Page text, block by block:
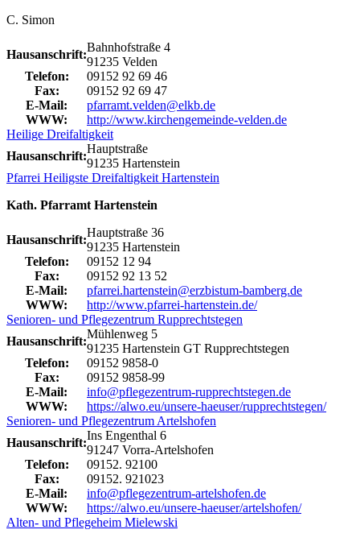
C. Simon
Hausanschrift:
Bahnhofstraße 4
91235 Velden
Telefon:
09152 92 69 46
Fax:
09152 92 69 47
E-Mail:
pfarramt.velden@elkb.de
WWW:
http://www.kirchengemeinde-velden.de
Heilige Dreifaltigkeit
Hausanschrift:
Hauptstraße
91235 Hartenstein
Pfarrei Heiligste Dreifaltigkeit Hartenstein
Kath. Pfarramt Hartenstein
Hausanschrift:
Hauptstraße 36
91235 Hartenstein
Telefon:
09152 12 94
Fax:
09152 92 13 52
E-Mail:
pfarrei.hartenstein@erzbistum-bamberg.de
WWW:
http://www.pfarrei-hartenstein.de/
Senioren- und Pflegezentrum Rupprechtstegen
Hausanschrift:
Mühlenweg 5
91235 Hartenstein GT Rupprechtstegen
Telefon:
09152 9858-0
Fax:
09152 9858-99
E-Mail:
info@pflegezentrum-rupprechtstegen.de
WWW:
https://alwo.eu/unsere-haeuser/rupprechtstegen/
Senioren- und Pflegezentrum Artelshofen
Hausanschrift:
Ins Engenthal 6
91247 Vorra-Artelshofen
Telefon:
09152. 92100
Fax:
09152. 921023
E-Mail:
info@pflegezentrum-artelshofen.de
WWW:
https://alwo.eu/unsere-haeuser/artelshofen/
Alten- und Pflegeheim Mielewski